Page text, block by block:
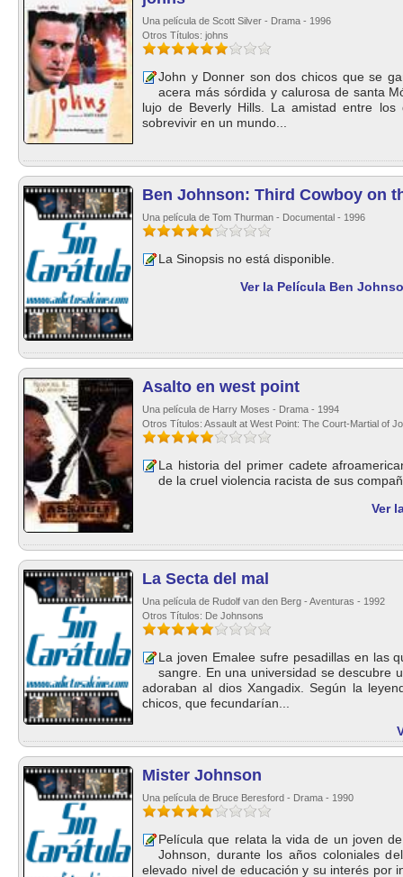
Una película de Scott Silver - Drama - 1996
Otros Títulos: johns
John y Donner son dos chicos que se
acera más sórdida y calurosa de santa
lujo de Beverly Hills. La amistad entre
sobrevivir en un mundo...
Ben Johnson: Third Cowboy on
Una película de Tom Thurman - Documental - 1996
La Sinopsis no está disponible.
Ver la Película Ben
Asalto en west point
Una película de Harry Moses - Drama - 1994
Otros Títulos: Assault at West Point: The Court-Martial of
La historia del primer cadete
de la cruel violencia racista de sus
Ver
La Secta del mal
Una película de Rudolf van den Berg - Aventuras - 1992
Otros Títulos: De Johnsons
La joven Emalee sufre pesadillas en las
sangre. En una universidad se descubre
adoraban al dios Xangadix. Según la
chicos, que fecundarían...
Mister Johnson
Una película de Bruce Beresford - Drama - 1990
Película que relata la vida de un joven
Johnson, durante los años coloniales
elevado nivel de educación y su interés por